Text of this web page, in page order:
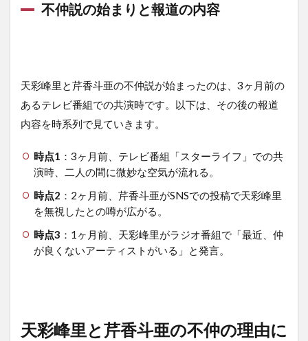
不仲説の始まりと報道の内容
天彩峰里と芹香斗亜の不仲説が始まったのは、3ヶ月前の
あるテレビ番組での共演時です。以下は、その後の報道
内容を時系列で見ていきます。
時点1 ： 3ヶ月前、テレビ番組「スターライフ」での共
演時、二人の間に微妙な空気が流れる。
時点2 ： 2ヶ月前、芹香斗亜がSNSでの投稿で天彩峰里
を無視したとの噂が広がる。
時点3 ： 1ヶ月前、天彩峰里がラジオ番組で「最近、仲
が良くないアーティストがいる」と発言。
天彩峰里と芹香斗亜の不仲の理由に